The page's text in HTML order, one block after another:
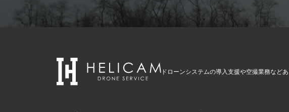
ドローンシステムの導入支援や空撮業務など